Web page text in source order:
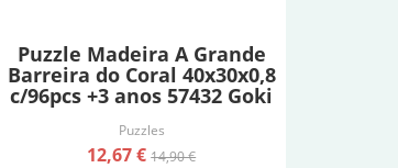
Puzzle Madeira A Grande
Barreira do Coral 40x30x0,8
c/96pcs +3 anos 57432 Goki
Puzzles
12,67 €14,90 €